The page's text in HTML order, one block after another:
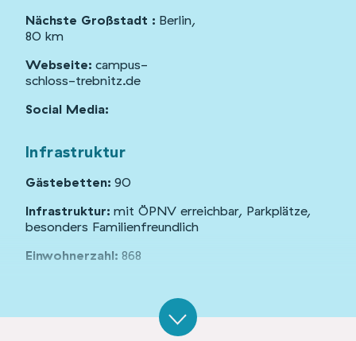
Nächste Großstadt : Berlin,
80 km
Webseite: campus-
schloss-trebnitz.de
Social Media:
Infrastruktur
Gästebetten: 90
Infrastruktur: mit ÖPNV erreichbar, Parkplätze,
besonders Familienfreundlich
Einwohnerzahl: 868
Gebäude und Flächen